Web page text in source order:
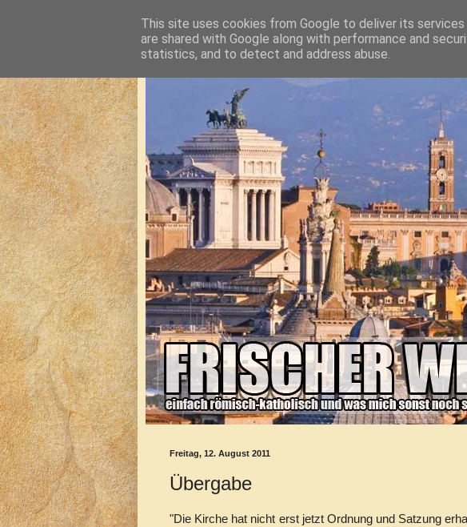
Freitag, 12. August 2011
Übergabe
"Die Kirche hat nicht erst jetzt Ordnung und Satzung
This site uses cookies from Google to deliver its
are shared with Google along with performance and
statistics, and to detect and address abuse.